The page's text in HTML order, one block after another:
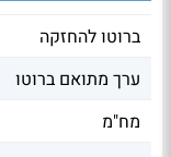
ברוטו להחזקה
ערך מתואם ברוטו
מח"מ